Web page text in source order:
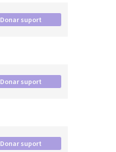
Donar suport
Donar suport
Donar suport